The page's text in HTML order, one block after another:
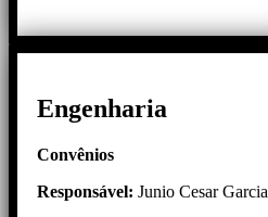
Engenharia
Convênios
Responsável: Junio Cesar Garcia